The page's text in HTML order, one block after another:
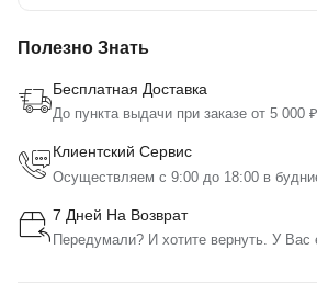
Полезно Знать
Бесплатная Доставка
До пункта выдачи при заказе от 5 000 ₽
Клиентский Сервис
Осуществляем с 9:00 до 18:00 в
7 Дней На Возврат
Передумали? И хотите вернуть. У Вас